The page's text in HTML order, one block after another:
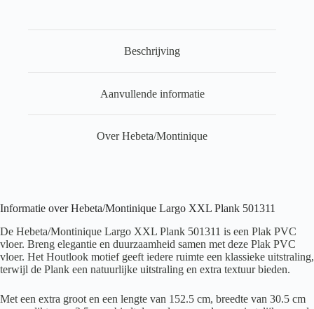
Beschrijving
Aanvullende informatie
Over Hebeta/Montinique
Informatie over Hebeta/Montinique Largo XXL Plank 501311
De Hebeta/Montinique Largo XXL Plank 501311 is een Plak PVC
vloer. Breng elegantie en duurzaamheid samen met deze Plak PVC
vloer. Het Houtlook motief geeft iedere ruimte een klassieke uitstraling,
terwijl de Plank een natuurlijke uitstraling en extra textuur bieden.
Met een extra groot en een lengte van 152.5 cm, breedte van 30.5 cm